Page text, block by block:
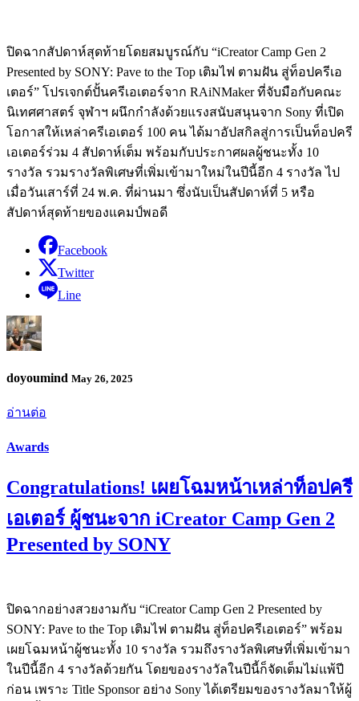
ปิดฉากสัปดาห์สุดท้ายโดยสมบูรณ์กับ “iCreator Camp Gen 2
Presented by SONY: Pave to the Top เติมไฟ ตามฝัน สู่ท็อปครีเอ
เตอร์” โปรเจกต์ปั้นครีเอเตอร์จาก RAiNMaker ที่จับมือกับคณะ
นิเทศศาสตร์ จุฬาฯ ผนึกกำลังด้วยแรงสนับสนุนจาก Sony ที่เปิด
โอกาสให้เหล่าครีเอเตอร์ 100 คน ได้มาอัปสกิลสู่การเป็นท็อปครี
เอเตอร์ร่วม 4 สัปดาห์เต็ม พร้อมกับประกาศผลผู้ชนะทั้ง 10
รางวัล รวมรางวัลพิเศษที่เพิ่มเข้ามาใหม่ในปีนี้อีก 4 รางวัล ไป
เมื่อวันเสาร์ที่ 24 พ.ค. ที่ผ่านมา ซึ่งนับเป็นสัปดาห์ที่ 5 หรือ
สัปดาห์สุดท้ายของแคมป์พอดี
Facebook
Twitter
Line
doyoumind May 26, 2025
อ่านต่อ
Awards
Congratulations! เผยโฉมหน้าเหล่าท็อปครี
เอเตอร์ ผู้ชนะจาก iCreator Camp Gen 2
Presented by SONY
ปิดฉากอย่างสวยงามกับ “iCreator Camp Gen 2 Presented by
SONY: Pave to the Top เติมไฟ ตามฝัน สู่ท็อปครีเอเตอร์” พร้อม
เผยโฉมหน้าผู้ชนะทั้ง 10 รางวัล รวมถึงรางวัลพิเศษที่เพิ่มเข้ามา
ในปีนี้อีก 4 รางวัลด้วยกัน โดยของรางวัลในปีนี้ก็จัดเต็มไม่แพ้ปี
ก่อน เพราะ Title Sponsor อย่าง Sony ได้เตรียมของรางวัลมาให้ผู้